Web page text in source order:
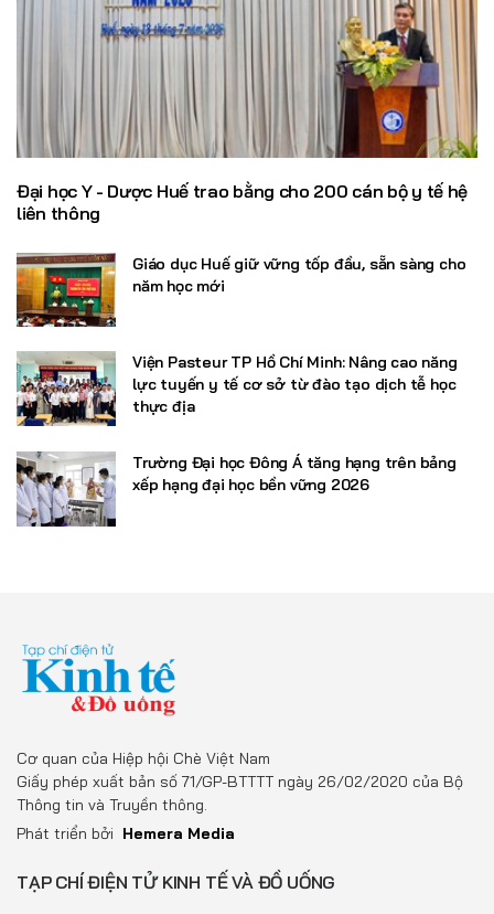
Đại học Y - Dược Huế trao bằng cho 200 cán bộ y tế hệ
liên thông
Giáo dục Huế giữ vững tốp đầu, sẵn sàng cho
năm học mới
Viện Pasteur TP Hồ Chí Minh: Nâng cao năng
lực tuyến y tế cơ sở từ đào tạo dịch tễ học
thực địa
Trường Đại học Đông Á tăng hạng trên bảng
xếp hạng đại học bền vững 2026
Cơ quan của Hiệp hội Chè Việt Nam
Giấy phép xuất bản số 71/GP-BTTTT ngày 26/02/2020 của Bộ
Thông tin và Truyền thông.
Phát triển bởi Hemera Media
TẠP CHÍ ĐIỆN TỬ KINH TẾ VÀ ĐỒ UỐNG